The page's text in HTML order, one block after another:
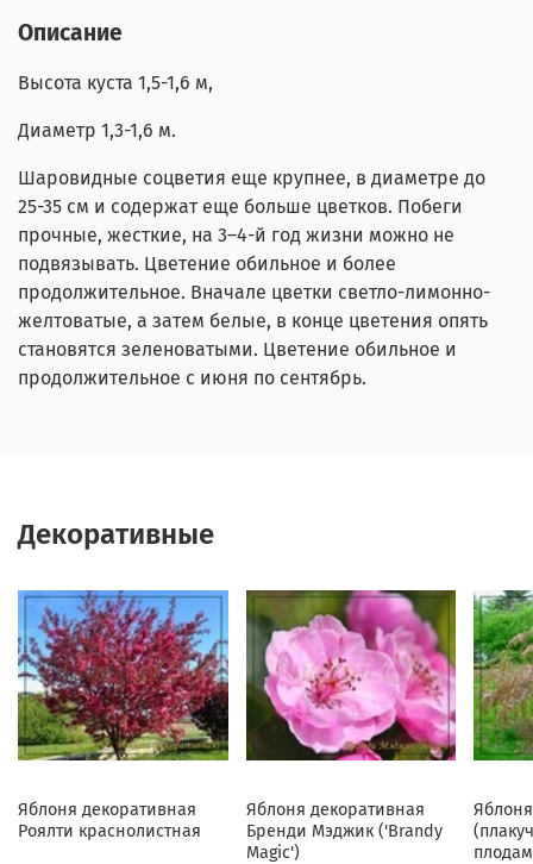
Описание
Высота куста 1,5-1,6 м,
Диаметр 1,3-1,6 м.
Шаровидные соцветия еще крупнее, в диаметре до
25-35 см и содержат еще больше цветков. Побеги
прочные, жесткие, на 3–4-й год жизни можно не
подвязывать. Цветение обильное и более
продолжительное. Вначале цветки светло-лимонно-
желтоватые, а затем белые, в конце цветения опять
становятся зеленоватыми. Цветение обильное и
продолжительное с июня по сентябрь.
Декоративные
Яблоня декоративная
Роялти краснолистная
Яблоня декоративная
Бренди Мэджик ('Brandy
Magic')